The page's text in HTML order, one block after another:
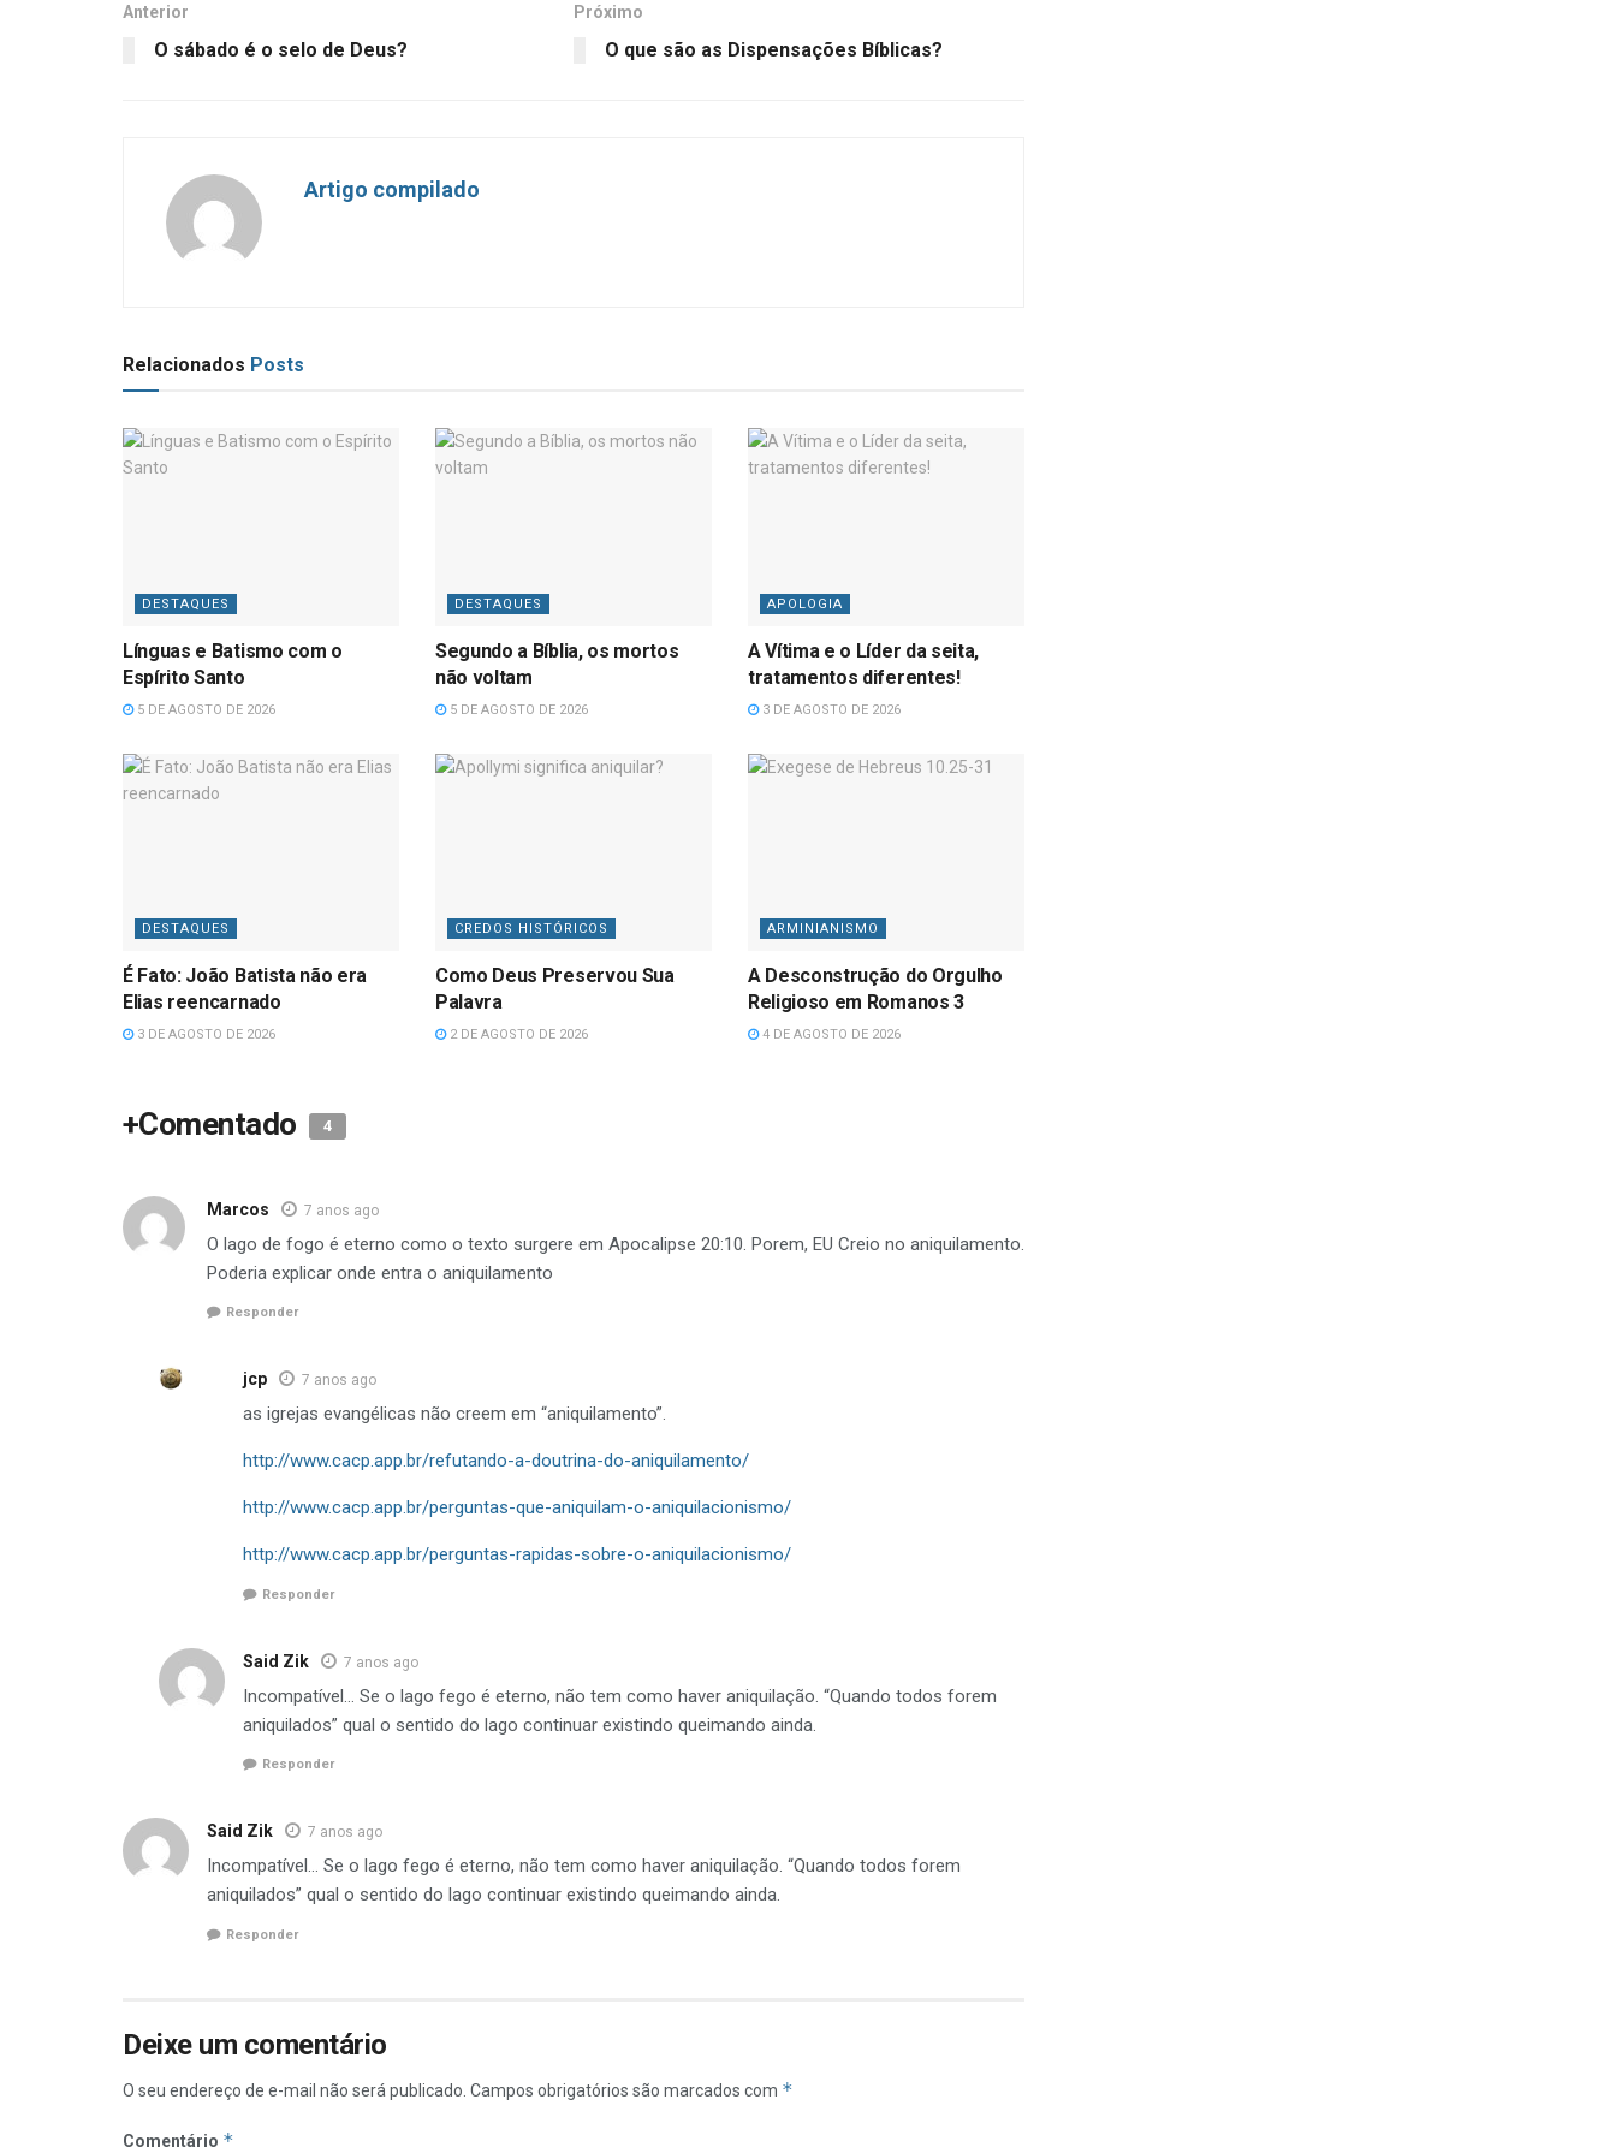
Anterior
O sábado é o selo de Deus?
Próximo
O que são as Dispensações Bíblicas?
Artigo compilado
Relacionados Posts
DESTAQUES
Línguas e Batismo com o
Espírito Santo
5 DE AGOSTO DE 2026
DESTAQUES
Segundo a Bíblia, os mortos
não voltam
5 DE AGOSTO DE 2026
APOLOGIA
A Vítima e o Líder da seita,
tratamentos diferentes!
3 DE AGOSTO DE 2026
DESTAQUES
É Fato: João Batista não era
Elias reencarnado
3 DE AGOSTO DE 2026
CREDOS HISTÓRICOS
Como Deus Preservou Sua
Palavra
2 DE AGOSTO DE 2026
ARMINIANISMO
A Desconstrução do Orgulho
Religioso em Romanos 3
4 DE AGOSTO DE 2026
+Comentado 4
Marcos 7 anos ago
O lago de fogo é eterno como o texto surgere em Apocalipse 20:10. Porem, EU Creio no aniquilamento.
Poderia explicar onde entra o aniquilamento
Responder
jcp 7 anos ago
as igrejas evangélicas não creem em “aniquilamento”.
http://www.cacp.app.br/refutando-a-doutrina-do-aniquilamento/
http://www.cacp.app.br/perguntas-que-aniquilam-o-aniquilacionismo/
http://www.cacp.app.br/perguntas-rapidas-sobre-o-aniquilacionismo/
Responder
Said Zik 7 anos ago
Incompatível… Se o lago fego é eterno, não tem como haver aniquilação. “Quando todos forem
aniquilados” qual o sentido do lago continuar existindo queimando ainda.
Responder
Said Zik 7 anos ago
Incompatível… Se o lago fego é eterno, não tem como haver aniquilação. “Quando todos forem
aniquilados” qual o sentido do lago continuar existindo queimando ainda.
Responder
Deixe um comentário
O seu endereço de e-mail não será publicado. Campos obrigatórios são marcados com *
Comentário *